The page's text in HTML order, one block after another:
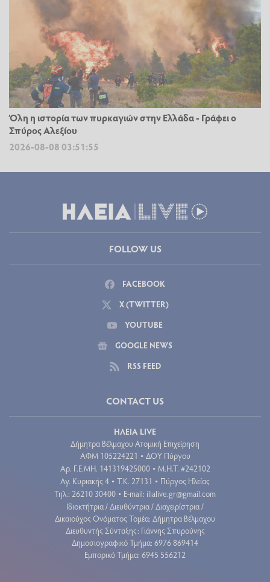
Όλη η ιστορία των πυρκαγιών στην Ελλάδα - Γράφει ο
Σπύρος Αλεξίου
2026-08-08 03:51:55
FOLLOW US
FACEBOOK
X (TWITTER)
YOUTUBE
GOOGLE NEWS
RSS FEED
CONTACT US
ΗΛΕΙΑ LIVE
Δήμητρα Βέλμαχου Ατομική Επιχείρηση
ΑΦΜ 105224221 • ΔΟΥ Πύργου
Aρ. Γ.Ε.ΜΗ. 141319425000 • Μ.Η.Τ. #242102
Αγ. Κυριακής 4 • Τ.Κ. 27131 • Πύργος Ηλείας
Τηλ.: 26210 30400 • E-mail: ilialive.gr@gmail.com
Ιδιοκτήτρια / Διευθύντρια / Διαχειρίστρια /
Δικαιούχος Ονόματος Τομέα: Δήμητρα Βέλμαχου
Διευθυντής Σύνταξης: Γιάννης Σπυρούνης
Δημοσιογραφικό Τμήμα: 6976 869414
Εμπορικό Τμήμα: 6945 556212